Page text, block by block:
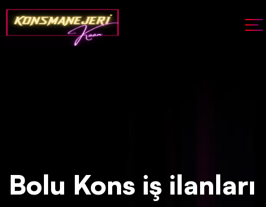
Bolu Kons iş ilanları